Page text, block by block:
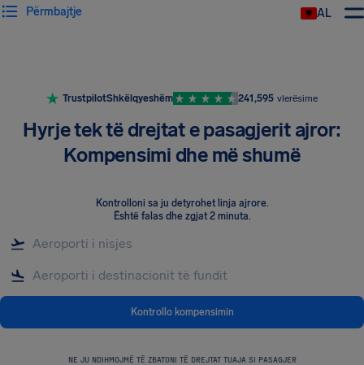
AL
Përmbajtje
TrustpilotShkëlqyeshëm 241,595 vlerësime
Hyrje tek të drejtat e pasagjerit ajror:
Kompensimi dhe më shumë
Kontrolloni sa ju detyrohet linja ajrore.
Është falas dhe zgjat 2 minuta.
Kontrollo kompensimin
NE JU NDIHMOJMË TË ZBATONI TË DREJTAT TUAJA SI PASAGJER